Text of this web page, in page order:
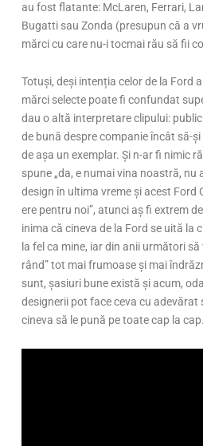
au fost flatante: McLaren, Ferrari,
Bugatti sau Zonda (presupun că a
mărci cu care nu-i tocmai rău să fii
Totuși, deși intenția celor de la Ford
mărci selecte poate fi confundat
dau o altă interpretare clipului:
de bună despre companie încât să-
de așa un exemplar. Și n-ar fi nimic
spune „da, e numai vina noastră, nu
design în ultima vreme și acest Ford
ere pentru noi”, atunci aș fi extrem
inima că cineva de la Ford se uită la
la fel ca mine, iar din anii următori să
rând” tot mai frumoase și mai
sunt, șasiuri bune există și acum,
designerii pot face ceva cu adevărat
cineva să le pună pe toate cap la cap.